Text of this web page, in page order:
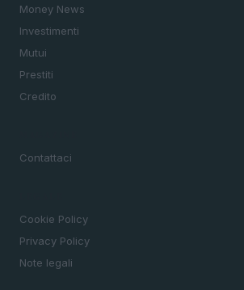
Money News
Investimenti
Mutui
Prestiti
Credito
Contattaci
Cookie Policy
Privacy Policy
Note legali